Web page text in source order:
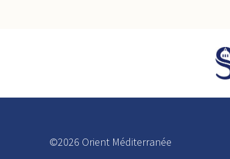
©2026 Orient Méditerranée